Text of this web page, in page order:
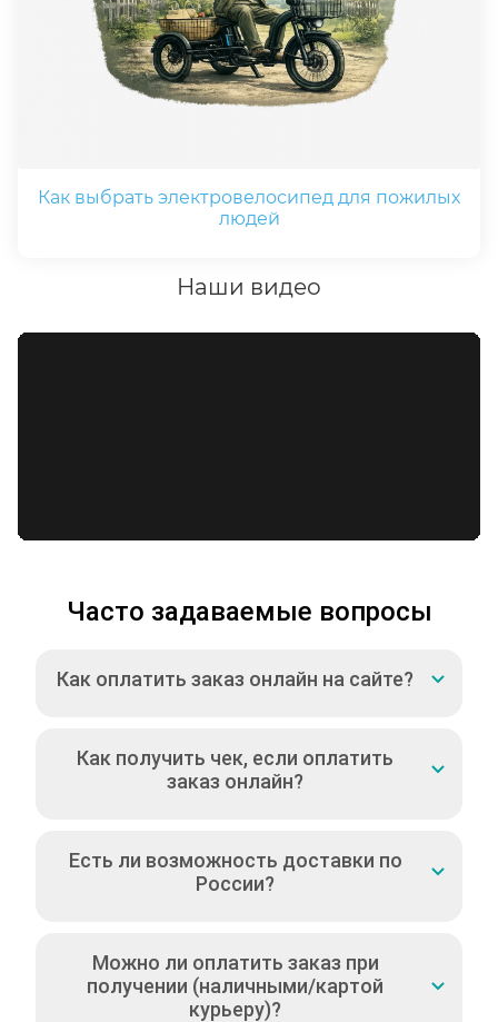
Как выбрать электровелосипед для пожилых
людей
Наши видео
Часто задаваемые вопросы
Как оплатить заказ онлайн на сайте?
Как получить чек, если оплатить
заказ онлайн?
Есть ли возможность доставки по
России?
Можно ли оплатить заказ при
получении (наличными/картой
курьеру)?